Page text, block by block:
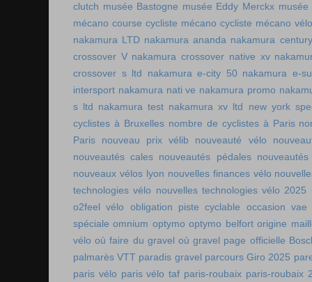
clutch musée Bastogne musée Eddy Merckx
mécano course cycliste mécano cycliste mécano vélo
nakamura LTD nakamura ananda nakamura
crossover V nakamura crossover native xv
crossover s ltd
nakamura e-city 50 nakamura e-
intersport nakamura nati ve nakamura promo
s ltd nakamura test nakamura xv ltd
new york
cyclistes à Bruxelles nombre de cyclistes à Paris
Paris
nouveau prix vélib nouveauté vélo
nouveautés cales nouveautés pédales
nouveaux vélos lyon nouvelles finances vélo
technologies vélo nouvelles technologies vélo 2025
o2feel vélo
obligation piste cyclable
occasion vae
spéciale omnium optymo optymo belfort origine
vélo où faire du gravel où gravel page officielle
palmarès VTT paradis gravel parcours Giro 2025
paris vélo paris vélo taf paris-roubaix paris-roubaix